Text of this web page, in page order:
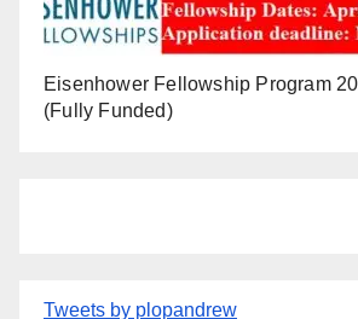
Eisenhower Fellowship Program
(Fully Funded)
Tweets by plopandrew